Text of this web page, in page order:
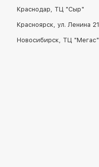
Краснодар, ТЦ "Сыр"
Красноярск, ул. Ленина 21
Новосибирск, ТЦ "Мегас"